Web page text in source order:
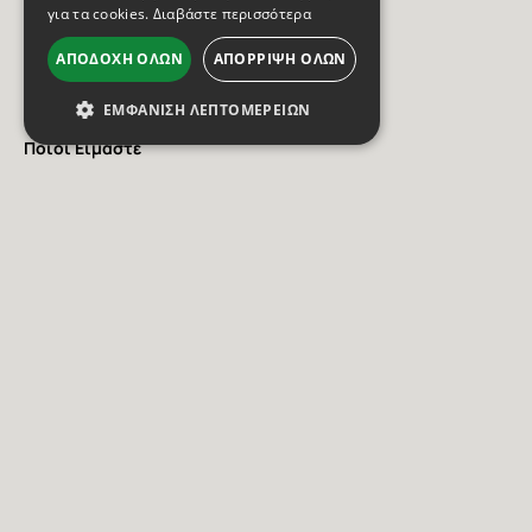
ΠΛΗΡΟΦΟΡΙΕΣ
Επικοινωνία
Ποιοι Είμαστε
για τα cookies. Διαβάστε περισσότερα
ΑΠΟΔΟΧΉ ΌΛΩΝ ΑΠΌΡΡΙΨΗ ΌΛΩΝ
ΕΜΦΆΝΙΣΗ ΛΕΠΤΟΜΕΡΕΙΏΝ